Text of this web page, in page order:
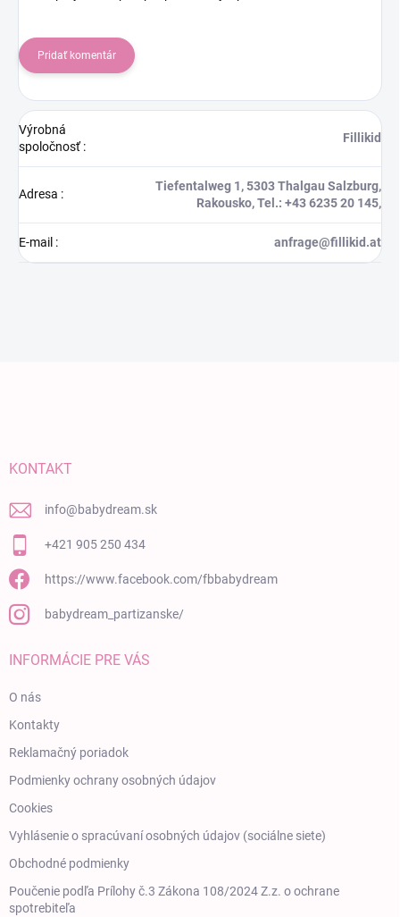
Pridať komentár
Výrobná
spoločnosť:
Fillikid
Adresa :
Tiefentalweg 1, 5303 Thalgau Salzburg,
Rakousko, Tel.: +43 6235 20 145,
E-mail : anfrage@fillikid.at
KONTAKT
info@babydream.sk
+421 905 250 434
https://www.facebook.com/fbbabydream
babydream_partizanske/
INFORMÁCIE PRE VÁS
O nás
Kontakty
Reklamačný poriadok
Podmienky ochrany osobných údajov
Cookies
Vyhlásenie o spracúvaní osobných údajov (sociálne siete)
Obchodné podmienky
Poučenie podľa Prílohy č.3 Zákona 108/2024 Z.z. o ochrane
spotrebiteľa